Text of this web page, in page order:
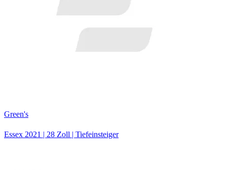
Green's
Essex 2021 | 28 Zoll | Tiefeinsteiger